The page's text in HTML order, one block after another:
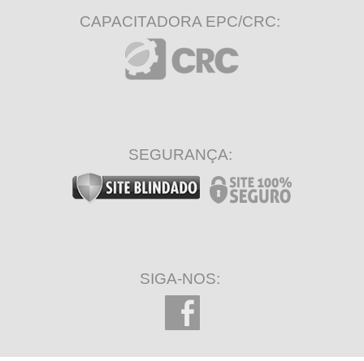
CAPACITADORA EPC/CRC:
SEGURANÇA:
SIGA-NOS: